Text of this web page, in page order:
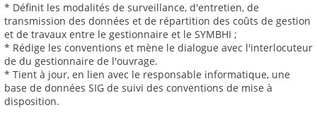
* Définit les modalités de surveillance, d'entretien, de
transmission des données et de répartition des coûts de gestion
et de travaux entre le gestionnaire et le SYMBHI ;
* Rédige les conventions et mène le dialogue avec l'interlocuteur
de du gestionnaire de l'ouvrage.
* Tient à jour, en lien avec le responsable informatique, une
base de données SIG de suivi des conventions de mise à
disposition.